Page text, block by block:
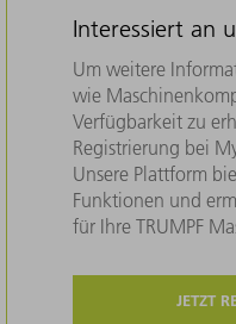
Interessiert an
Um weitere
wie
Verfügbarkeit zu
Registrierung bei
Unsere Plattform
Funktionen und
für Ihre TRUMPF
JETZT